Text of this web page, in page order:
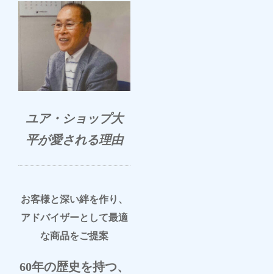
ユア・ショップ大
平が愛される理由
お客様と深い絆を作り、
アドバイザーとして最適
な商品をご提案
60年の歴史を持つ、